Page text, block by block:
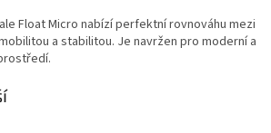
Float Micro nabízí perfektní rovnováhu mezi
a stabilitou. Je navržen pro moderní a